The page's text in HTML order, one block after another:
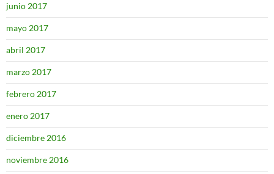
junio 2017
mayo 2017
abril 2017
marzo 2017
febrero 2017
enero 2017
diciembre 2016
noviembre 2016